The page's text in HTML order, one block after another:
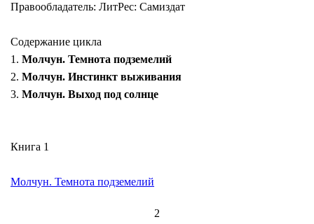
Правообладатель: ЛитРес: Самиздат
Содержание цикла
1. Молчун. Темнота подземелий
2. Молчун. Инстинкт выживания
3. Молчун. Выход под солнце
Книга 1
Молчун. Темнота подземелий
2